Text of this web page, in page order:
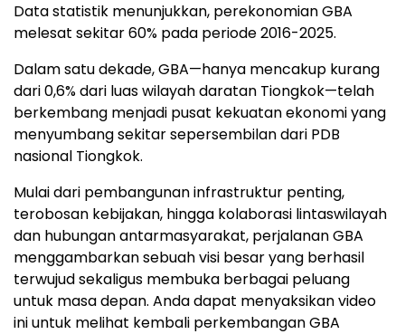
Data statistik menunjukkan, perekonomian GBA
melesat sekitar 60% pada periode 2016-2025.
Dalam satu dekade, GBA—hanya mencakup kurang
dari 0,6% dari luas wilayah daratan Tiongkok—telah
berkembang menjadi pusat kekuatan ekonomi yang
menyumbang sekitar sepersembilan dari PDB
nasional Tiongkok.
Mulai dari pembangunan infrastruktur penting,
terobosan kebijakan, hingga kolaborasi lintaswilayah
dan hubungan antarmasyarakat, perjalanan GBA
menggambarkan sebuah visi besar yang berhasil
terwujud sekaligus membuka berbagai peluang
untuk masa depan. Anda dapat menyaksikan video
ini untuk melihat kembali perkembangan GBA